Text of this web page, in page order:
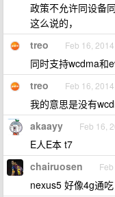
政策不允许同设备
这么说的，
treo Feb 16, 2014
同时支持wcdma和
treo Feb 16, 2014
我的意思是没有
akaayy Feb 16,
E人E本 t7
chairuosen
nexus5 好像4g通吃